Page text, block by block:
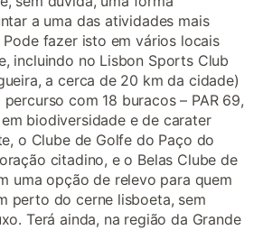
a uma das atividades mais
fazer isto em vários locais
incluindo no Lisbon Sports Club
a cerca de 20 km da cidade)
com 18 buracos – PAR 69,
biodiversidade e de carater
o Clube de Golfe do Paço do
citadino, e o Belas Clube de
uma opção de relevo para quem
perto do cerne lisboeta, sem
Terá ainda, na região da Grande